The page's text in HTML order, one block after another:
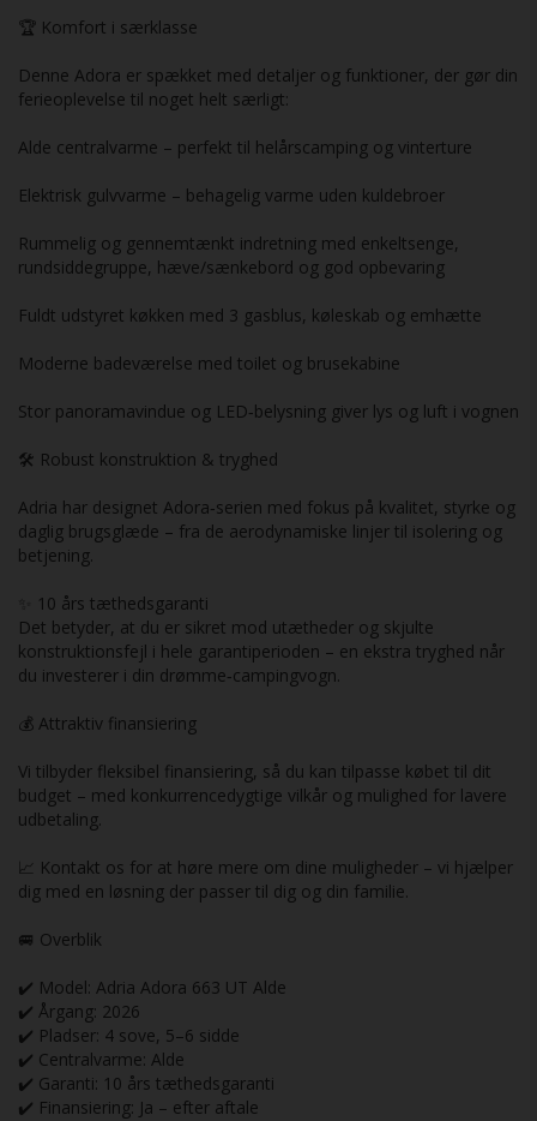
🏆 Komfort i særklasse
Denne Adora er spækket med detaljer og funktioner, der gør din
ferieoplevelse til noget helt særligt:
Alde centralvarme – perfekt til helårscamping og vinterture
Elektrisk gulvvarme – behagelig varme uden kuldebroer
Rummelig og gennemtænkt indretning med enkeltsenge,
rundsiddegruppe, hæve/sænkebord og god opbevaring
Fuldt udstyret køkken med 3 gasblus, køleskab og emhætte
Moderne badeværelse med toilet og brusekabine
Stor panoramavindue og LED‑belysning giver lys og luft i vognen
🛠️ Robust konstruktion & tryghed
Adria har designet Adora‑serien med fokus på kvalitet, styrke og
daglig brugsglæde – fra de aerodynamiske linjer til isolering og
betjening.
✨ 10 års tæthedsgaranti
Det betyder, at du er sikret mod utætheder og skjulte
konstruktionsfejl i hele garantiperioden – en ekstra tryghed når
du investerer i din drømme‑campingvogn.
💰 Attraktiv finansiering
Vi tilbyder fleksibel finansiering, så du kan tilpasse købet til dit
budget – med konkurrencedygtige vilkår og mulighed for lavere
udbetaling.
📈 Kontakt os for at høre mere om dine muligheder – vi hjælper
dig med en løsning der passer til dig og din familie.
🚐 Overblik
✔️ Model: Adria Adora 663 UT Alde
✔️ Årgang: 2026
✔️ Pladser: 4 sove, 5–6 sidde
✔️ Centralvarme: Alde
✔️ Garanti: 10 års tæthedsgaranti
✔️ Finansiering: Ja – efter aftale